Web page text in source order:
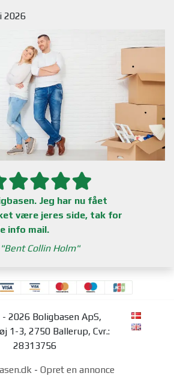
2026
Jeg har nu fået
være jeres side, tak for
info mail.
Bent Collin Holm
2026 Boligbasen ApS,
1-3, 2750 Ballerup, Cvr.:
28313756
- Opret en annonce